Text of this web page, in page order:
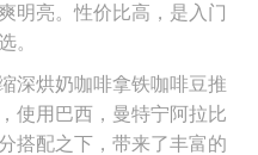
明亮。性价比高，是入门
。
深烘奶咖啡拿铁咖啡豆推
使用巴西，曼特宁阿拉比
搭配之下，带来了丰富的